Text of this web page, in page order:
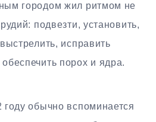
городом жил ритмом не
подвезти, установить,
исправить
порох и ядра.
обычно вспоминается